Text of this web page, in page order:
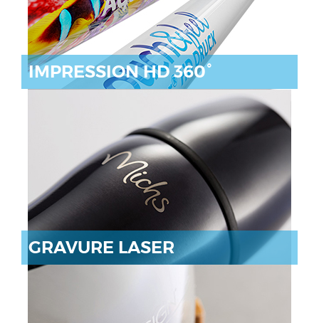
IMPRESSION HD 360°
GRAVURE LASER